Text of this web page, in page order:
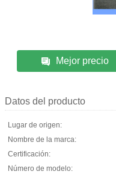
Mejor precio
Datos del producto
Lugar de origen:
Nombre de la marca:
Certificación:
Número de modelo: